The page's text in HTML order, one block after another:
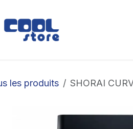
les produits SHORAI